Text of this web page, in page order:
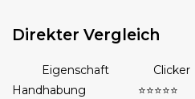
Direkter Vergleich
Eigenschaft Clicker
Handhabung
⭐⭐⭐⭐⭐